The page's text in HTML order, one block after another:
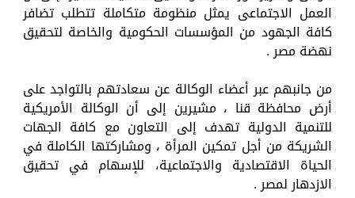
العمل الاجتماعى يمثل منظومة متكاملة تتطلب تضافر
كافة الجهود من المؤسسات الحكومية والخاصة لتحقيق
نهضة مصر .
من جانبهم عبر أعضاء الوكالة عن سعادتهم بالتواجد على
أرض محافظة قنا ، مشيرين إلى أن الوكالة الأمريكية
للتنمية الدولية تهدف إلى التعاون مع كافة الجهات
الشريكة من أجل تمكين المرأة ، ومشاركتها الكاملة في
الحياة الاقتصادية والاجتماعية، للإسهام في تحقيق
الازدهار لمصر .